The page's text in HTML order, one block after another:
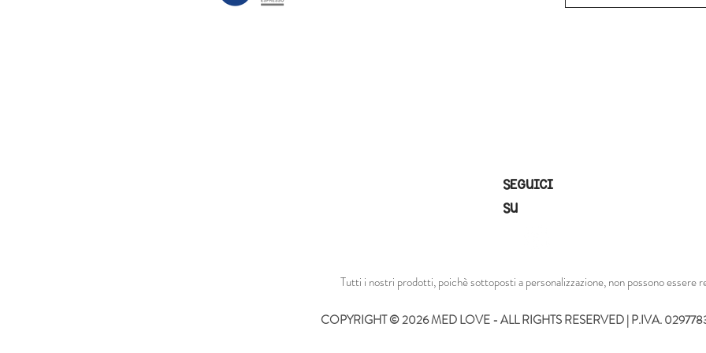
SEGUICI
SU
Tutti i nostri prodotti, poichè sottoposti a personalizzazione, non possono essere
COPYRIGHT © 2026 MED LOVE - ALL RIGHTS RESERVED | P.IVA.